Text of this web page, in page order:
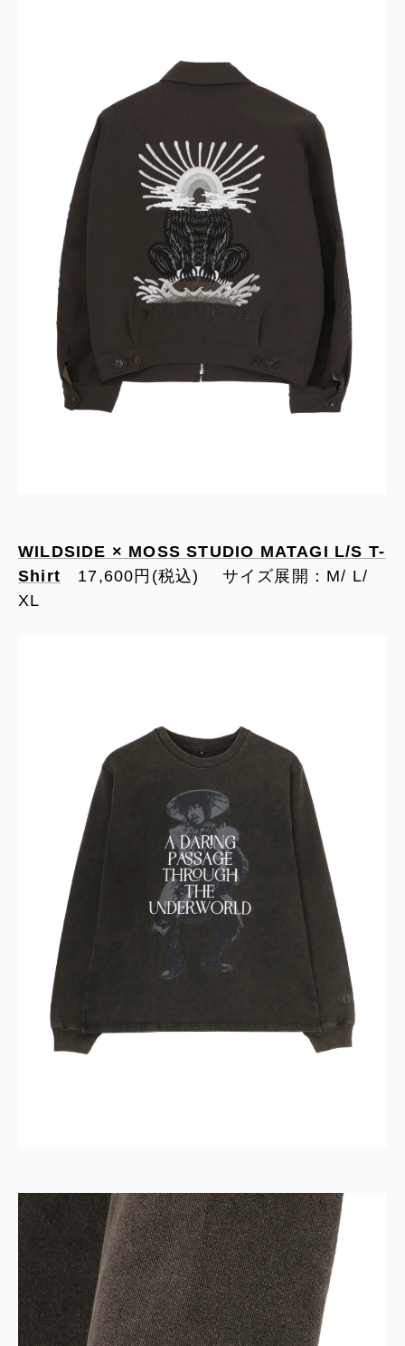
WILDSIDE × MOSS STUDIO MATAGI L/S T-
Shirt 17,600円(税込) サイズ展開：M/ L/
XL